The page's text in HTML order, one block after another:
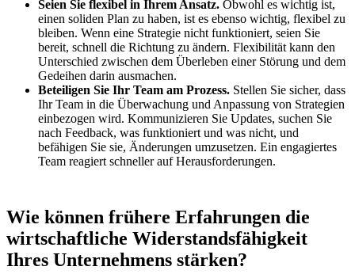
Seien Sie flexibel in Ihrem Ansatz. Obwohl es wichtig ist,
einen soliden Plan zu haben, ist es ebenso wichtig, flexibel zu
bleiben. Wenn eine Strategie nicht funktioniert, seien Sie
bereit, schnell die Richtung zu ändern. Flexibilität kann den
Unterschied zwischen dem Überleben einer Störung und dem
Gedeihen darin ausmachen.
Beteiligen Sie Ihr Team am Prozess. Stellen Sie sicher, dass
Ihr Team in die Überwachung und Anpassung von Strategien
einbezogen wird. Kommunizieren Sie Updates, suchen Sie
nach Feedback, was funktioniert und was nicht, und
befähigen Sie sie, Änderungen umzusetzen. Ein engagiertes
Team reagiert schneller auf Herausforderungen.
Wie können frühere Erfahrungen die
wirtschaftliche Widerstandsfähigkeit
Ihres Unternehmens stärken?